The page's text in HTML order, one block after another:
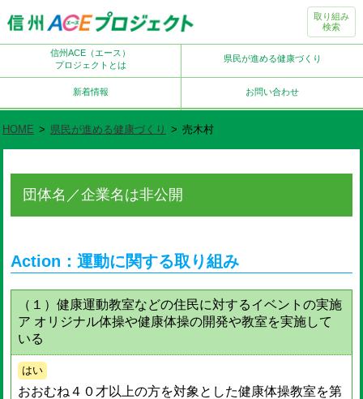
取り組み
検索
信州ACE（エース）
プロジェクトとは
県民が進める健康づくり
新着情報 お問い合わせ
HOME > 県民が進める健康づくり > 売木村
団体名／企業名は非公開
Action：運動に関する取り組み
（１）健康運動教室などの住民に対するイベントの実施
ア オリジナル体操や健康体操の開発や教室を実施して
いる
はい
おおむね４０才以上の方を対象とした健康体操教室を第